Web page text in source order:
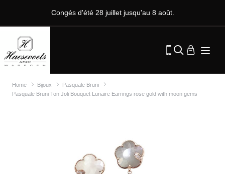
Congés d'été 28 juillet jusqu'au 8 août.
Home Bijoux
Pasquale Bruni
Pasquale Bruni Ton Joli Bouquet Lunaire Earrings rose gold with moon gems